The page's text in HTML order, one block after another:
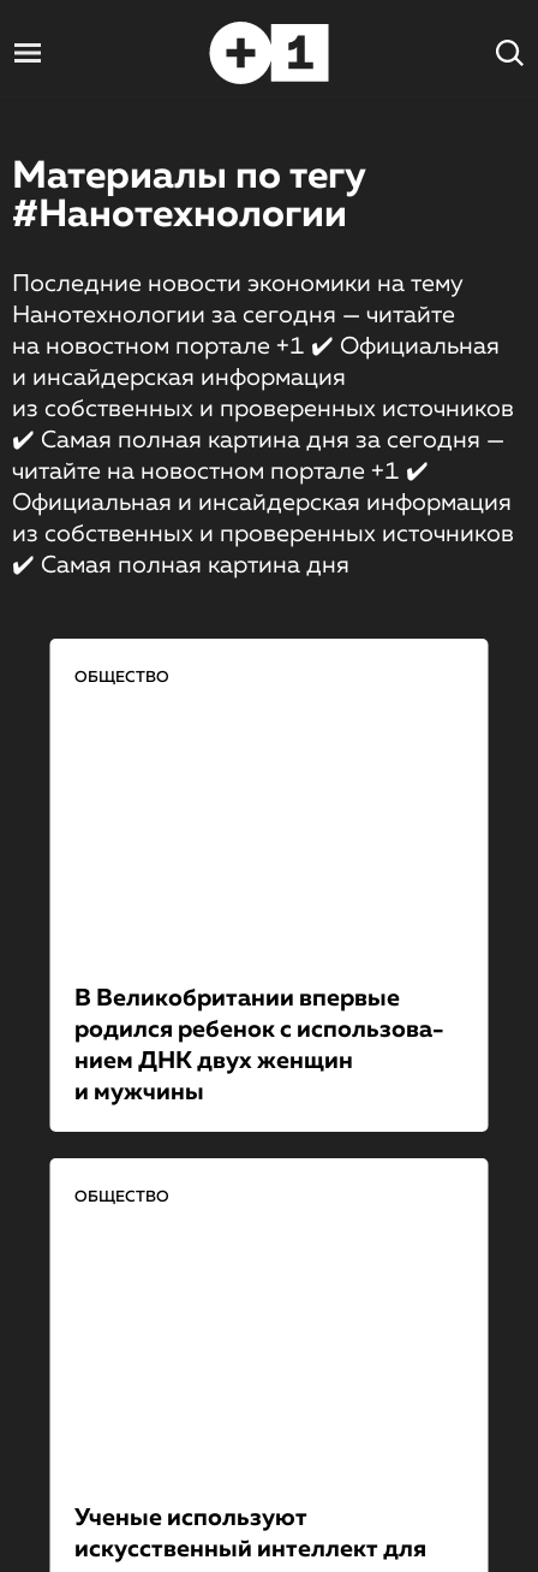
Материалы по тегу
#Нанотехнологии
Последние новости экономики на тему
Нанотехнологии за сегодня — читайте
на новостном портале +1 ✔️ Официальная
и инсайдерская информация
из собственных и проверенных источников
✔️ Самая полная картина дня за сегодня —
читайте на новостном портале +1 ✔️
Официальная и инсайдерская информация
из собственных и проверенных источников
✔️ Самая полная картина дня
ОБЩЕСТВО
В Великобрита­нии впервые
родился ребенок с использова­
ни­ем ДНК двух женщин
и мужчины
ОБЩЕСТВО
Ученые используют
искусственный интеллект для